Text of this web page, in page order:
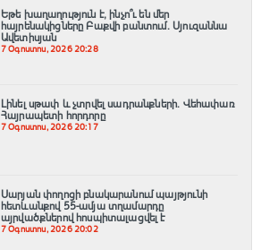
Եթե խաղաղություն է, ինչո՞ւ են մեր
հայրենակիցները Բաքվի բանտում. Սյուզաննա
Ավետիսյան
7 Օգոստոս, 2026 20:28
Լինել սթափ և չտրվել սադրանքների․ Վեհափառ
Հայրապետի հորդորը
7 Օգոստոս, 2026 20:17
Սարյան փողոցի բնակարանում պայթյունի
հետևանքով 55-ամյա տղամարդը
այրվածքներով հոսպիտալացվել է
7 Օգոստոս, 2026 20:02